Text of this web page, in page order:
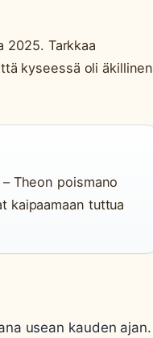
2025. Tarkkaa
kyseessä oli äkillinen
Theon poismano
kaipaamaan tuttua
usean kauden ajan.